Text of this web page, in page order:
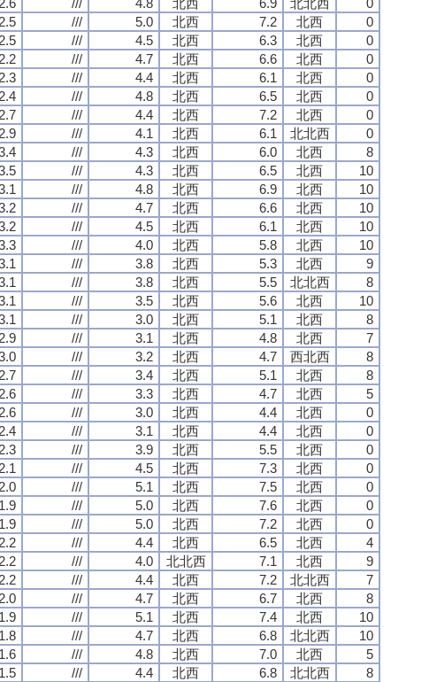
/// 5.0 北西 7.2 北西
0
/// 4.5 北西 6.3 北西
0
/// 4.7 北西 6.6 北西
0
/// 4.4 北西 6.1 北西
0
/// 4.8 北西 6.5 北西
0
/// 4.4 北西 7.2 北西
0
/// 4.1 北西 6.1 北北西
0
/// 4.3 北西 6.0 北西
8
/// 4.3 北西 6.5 北西
10
/// 4.8 北西 6.9 北西
10
/// 4.7 北西 6.6 北西
10
/// 4.5 北西 6.1 北西
10
/// 4.0 北西 5.8 北西
10
/// 3.8 北西 5.3 北西
9
/// 3.8 北西 5.5 北北西
8
/// 3.5 北西 5.6 北西
10
/// 3.0 北西 5.1 北西
8
/// 3.1 北西 4.8 北西
7
/// 3.2 北西 4.7 西北西
8
/// 3.4 北西 5.1 北西
8
/// 3.3 北西 4.7 北西
5
/// 3.0 北西 4.4 北西
0
/// 3.1 北西 4.4 北西
0
/// 3.9 北西 5.5 北西
0
/// 4.5 北西 7.3 北西
0
/// 5.1 北西 7.5 北西
0
/// 5.0 北西 7.6 北西
0
/// 5.0 北西 7.2 北西
0
/// 4.4 北西 6.5 北西
4
/// 4.0 北北西 7.1 北西
9
/// 4.4 北西 7.2 北北西
7
/// 4.7 北西 6.7 北西
8
/// 5.1 北西 7.4 北西
10
/// 4.7 北西 6.8 北北西
10
/// 4.8 北西 7.0 北西
5
/// 4.4 北西 6.8 北北西
8